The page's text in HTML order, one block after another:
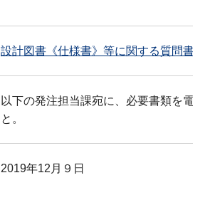
設計図書《仕様書》等に関する質問書
以下の発注担当課宛に、必要書類を電
と。
2019年12月９日